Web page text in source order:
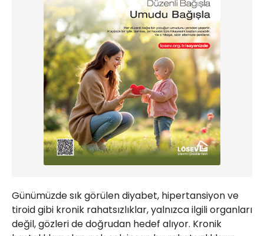
Günümüzde sık görülen diyabet, hipertansiyon ve
tiroid gibi kronik rahatsızlıklar, yalnızca ilgili organları
değil, gözleri de doğrudan hedef alıyor. Kronik